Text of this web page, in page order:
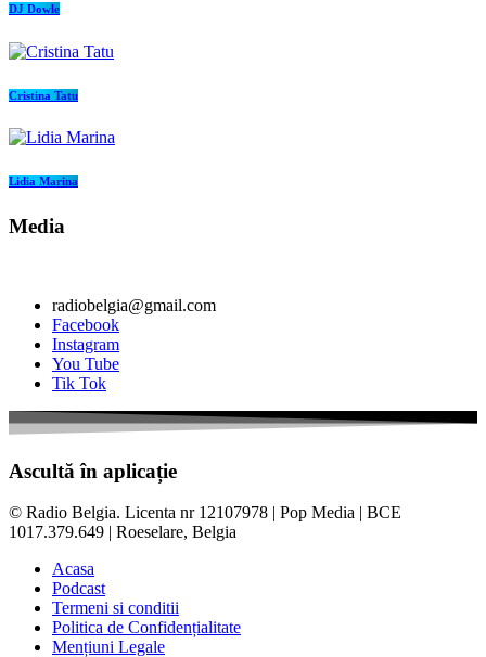
DJ Dowle
Cristina Tatu
Lidia Marina
Media
radiobelgia@gmail.com
Facebook
Instagram
You Tube
Tik Tok
Ascultă în aplicație
© Radio Belgia. Licenta nr 12107978 | Pop Media | BCE
1017.379.649 | Roeselare, Belgia
Acasa
Podcast
Termeni si conditii
Politica de Confidențialitate
Mențiuni Legale